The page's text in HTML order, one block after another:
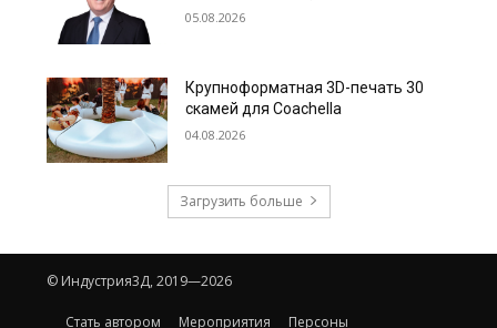
05.08.2026
Крупноформатная 3D-печать 30
скамей для Coachella
04.08.2026
Загрузить больше
© Индустрия3Д, 2019—2026
Стать автором Мероприятия Персоны